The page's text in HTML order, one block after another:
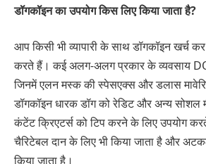
डॉगकॉइन का उपयोग किस लिए किया जाता है?
आप किसी भी व्यापारी के साथ डॉगकॉइन खर्च
करते हैं। कई अलग-अलग प्रकार के व्यवसाय
जिनमें एलन मस्क की स्पेसएक्स और डलास
डॉगकॉइन धारक डॉग को रेडिट और अन्य सोशल
कंटेंट क्रिएटर्स को टिप करने के लिए उपयोग
चैरिटेबल दान के लिए भी किया जाता है और
किया जाता है।